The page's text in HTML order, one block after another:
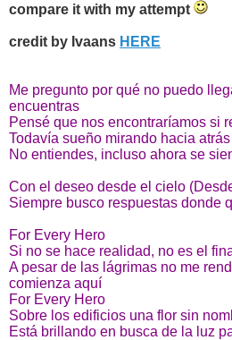
compare it with my attempt
credit by Ivaans HERE
Me pregunto por qué no puedo
encuentras
Pensé que nos encontraríamos si
Todavía sueño mirando hacia atrás
No entiendes, incluso ahora se
Con el deseo desde el cielo
Siempre busco respuestas donde
For Every Hero
Si no se hace realidad, no es el
A pesar de las lágrimas no me
comienza aquí
For Every Hero
Sobre los edificios una flor sin
Está brillando en busca de la luz